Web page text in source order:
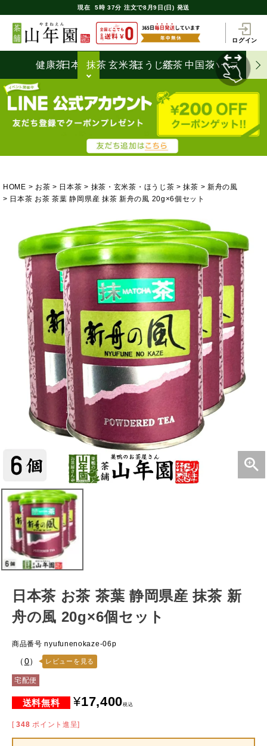
現在 5時 37分 注文で8月9日(日) 発送
ログイン
健康茶日本茶抹茶 玄米茶ほうじ茶
紅茶 中国茶ハーブティ
HOME お茶 日本茶 抹茶・玄米茶・ほうじ茶 抹茶
新舟の風
日本茶 お茶 茶葉 静岡県産 抹茶 新舟の風 20g×6個セット
日本茶 お茶 茶葉 静岡県産 抹茶 新
舟の風 20g×6個セット
商品番号 nyufunenokaze-06p
（0） レビューを見る
宅配便
¥17,400税込
[ 348 ポイント進呈]